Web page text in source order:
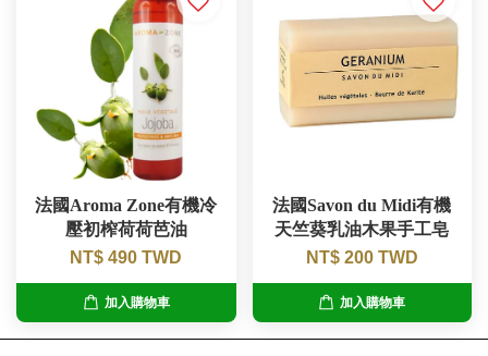
法國Aroma Zone有機冷
壓初榨荷荷芭油
NT$ 490 TWD
加入購物車
法國Savon du Midi有機
天竺葵乳油木果手工皂
NT$ 200 TWD
加入購物車